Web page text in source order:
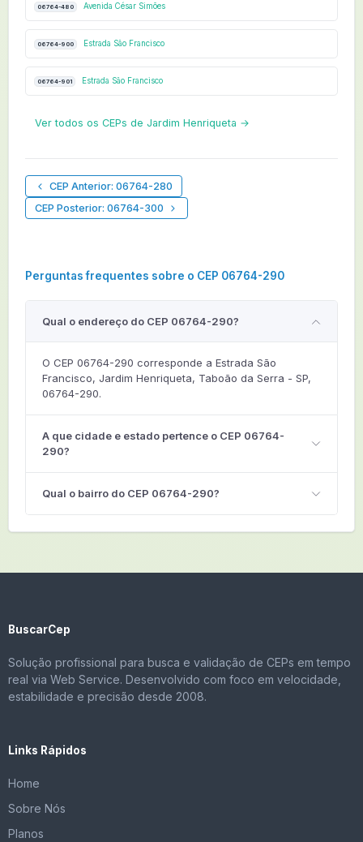
06764-480 Avenida César Simões
06764-900 Estrada São Francisco
06764-901 Estrada São Francisco
Ver todos os CEPs de Jardim Henriqueta →
CEP Anterior: 06764-280
CEP Posterior: 06764-300
Perguntas frequentes sobre o CEP 06764-290
Qual o endereço do CEP 06764-290?
O CEP 06764-290 corresponde a Estrada São
Francisco, Jardim Henriqueta, Taboão da Serra - SP,
06764-290.
A que cidade e estado pertence o CEP 06764-
290?
Qual o bairro do CEP 06764-290?
BuscarCep
Solução profissional para busca e validação de CEPs em tempo
real via Web Service. Desenvolvido com foco em velocidade,
estabilidade e precisão desde 2008.
Links Rápidos
Home
Sobre Nós
Planos